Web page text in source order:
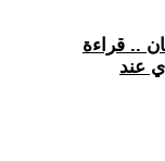
.. قراءة
عند